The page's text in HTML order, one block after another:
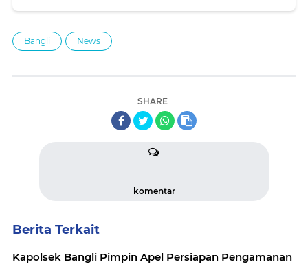
Bangli News
SHARE
komentar
Berita Terkait
Kapolsek Bangli Pimpin Apel Persiapan Pengamanan